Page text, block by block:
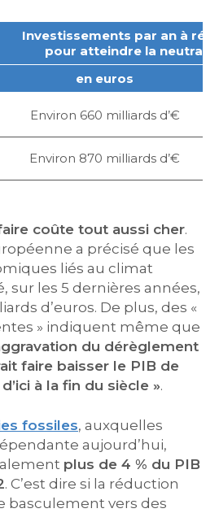
Investissements par an à
pour atteindre la
en euros
Environ 660 milliards d’€
Environ 870 milliards d’€
coûte tout aussi cher.
a précisé que les
liés au climat
sur les 5 dernières années,
d’euros. De plus, des «
» indiquent même que
du dérèglement
faire baisser le PIB de
d’ici à la fin du siècle ».
fossiles, auxquelles
aujourd’hui,
plus de 4 % du PIB
. C’est dire si la réduction
basculement vers des